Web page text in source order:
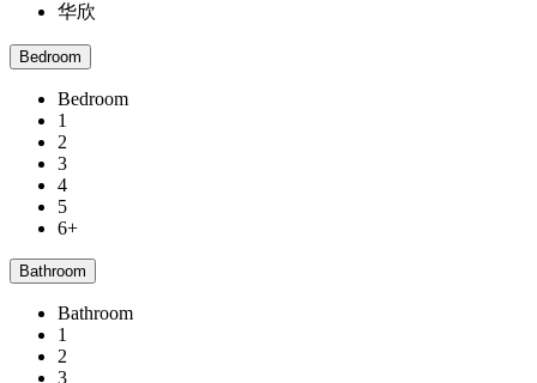
华欣
Bedroom
Bedroom
1
2
3
4
5
6+
Bathroom
Bathroom
1
2
3